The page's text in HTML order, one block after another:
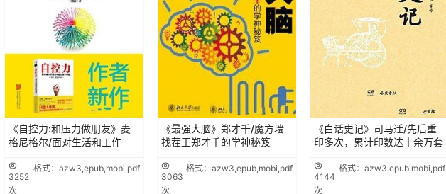
《自控力:和压力做朋友》麦
格尼格尔/面对生活和工作
3252
次
格式：azw3,epub,mobi,pdf
《最强大脑》郑才千/魔方墙
找茬王郑才千的学神秘笈
3063
次
格式：azw3,epub,mobi,pdf
《白话史记》司马迁/先后重
印多次，累计印数达十余万套
4144
次
格式：azw3,epub,mobi,pdf